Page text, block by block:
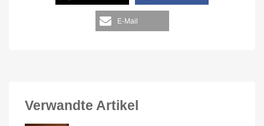
E-Mail
Verwandte Artikel